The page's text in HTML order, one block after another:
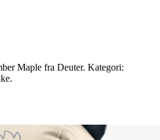
Maple fra Deuter. Kategori: